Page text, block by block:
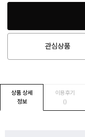
관심상품
상품 상세
정보
이용후기
()